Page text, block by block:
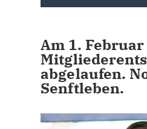
Am 1.
abgelaufen.
Senftleben.